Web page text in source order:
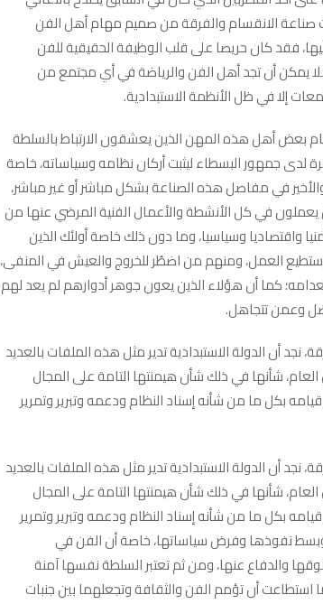
صناعة الانقسام والفرقة من صميم مهام أهل الفن
فقد كان حريصا على قلب الوظيفة الحقيقية للفن
يمكن أن تجد أهل الفن والرياضة في أي مجتمع من
إلا في ظل الأنظمة الاستبدادية.
بعض أهل هذه المهن الذين يعشقون الارتباط بالسلطة
لدى جمهور البسطاء ليثبت أركان نظامه وسياساته، خاصة
في مفاصل هذه الصناعة بشكل مباشر أو غير مباشر،
في كل الأنشطة والأعمال الفنية المرضي عنها من
واقتصاديا وسياسيا، وما دون ذلك خاصة أولئك الذين
العمل، ومنهم من اضطُر للخروج والعيش في المنفى،
كما أن هؤلاء الذين يعون جوهر أدوارهم لم يعد لهم
وعمن تتجاهل.
أن الدولة الاستبدادية تدير مثل هذه الملفات بالعديد
شأنها في ذلك شأن هيمنتها التامة على المجال
بكل ما من شأنه إسناد النظام ودعمه وتبرير وتمرير
أن الدولة الاستبدادية تدير مثل هذه الملفات بالعديد
شأنها في ذلك شأن هيمنتها التامة على المجال
بكل ما من شأنه إسناد النظام ودعمه وتبرير وتمرير
نفوذها وفرض سياساتها، خاصة أن الفن في
والدفاع عنها، ومن ثم تعتبر السلطة نفسها آمنة
أن تؤمم الفن والثقافة وتجعلهما بين جنبات
مناقشة كتاب الانتقال إلى
umam 17 يناير، 2024